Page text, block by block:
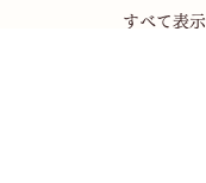
すべて表示